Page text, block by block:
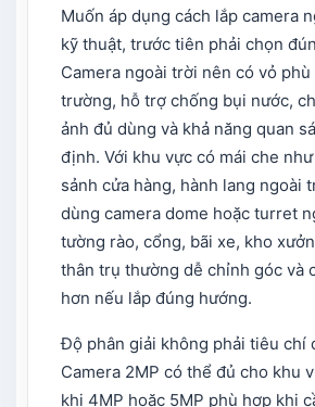
Muốn áp dụng cách lắp camera
kỹ thuật, trước tiên phải chọn
Camera ngoài trời nên có vỏ phù
trường, hỗ trợ chống bụi nước,
ảnh đủ dùng và khả năng quan
định. Với khu vực có mái che
sảnh cửa hàng, hành lang ngoài
dùng camera dome hoặc turret
tường rào, cổng, bãi xe, kho
thân trụ thường dễ chỉnh góc và
hơn nếu lắp đúng hướng.
Độ phân giải không phải tiêu chí
Camera 2MP có thể đủ cho khu
khi 4MP hoặc 5MP phù hợp khi